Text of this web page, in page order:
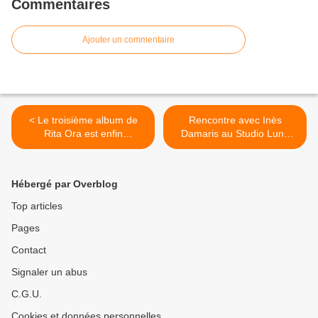
Commentaires
Ajouter un commentaire
< Le troisième album de
Rita Ora est enfin
disponible !
Rencontre avec Inès
Damaris au Studio Luna
Rossa à l’occasion de la
Hébergé par Overblog
Top articles
Pages
Contact
Signaler un abus
C.G.U.